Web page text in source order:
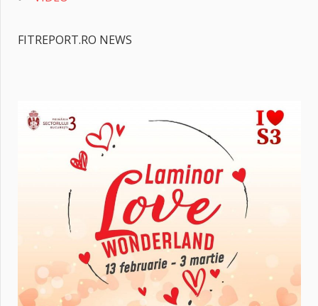
FITREPORT.RO NEWS